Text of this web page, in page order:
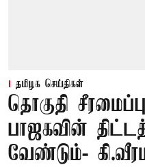
தமிழக செய்திகள்
தொகுதி
பாஜகவின்
வேண்டும்-